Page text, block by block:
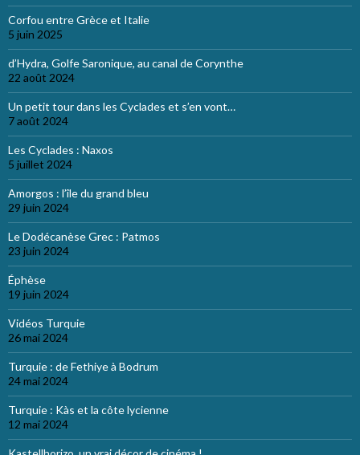
Corfou entre Grèce et Italie
5 juin 2025
d’Hydra, Golfe Saronique, au canal de Corynthe
22 août 2024
Un petit tour dans les Cyclades et s’en vont…
7 août 2024
Les Cyclades : Naxos
5 juillet 2024
Amorgos : l’île du grand bleu
29 juin 2024
Le Dodécanèse Grec : Patmos
23 juin 2024
Éphèse
19 juin 2024
Vidéos Turquie
26 mai 2024
Turquie : de Fethiye à Bodrum
24 mai 2024
Turquie : Kàs et la côte lycienne
12 mai 2024